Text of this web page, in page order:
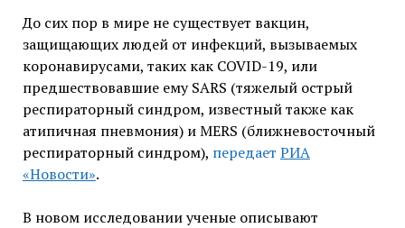
До сих пор в мире не существует вакцин,
защищающих людей от инфекций, вызываемых
коронавирусами, таких как COVID-19, или
предшествовавшие ему SARS (тяжелый острый
респираторный синдром, известный также как
атипичная пневмония) и MERS (ближневосточный
респираторный синдром), передает РИА
«Новости».
В новом исследовании ученые описывают